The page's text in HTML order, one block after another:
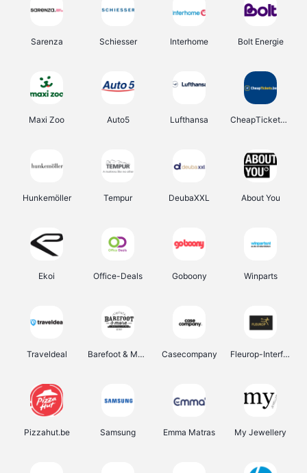
Sarenza Schiesser Interhome Bolt Energie
Maxi Zoo Auto5 Lufthansa CheapTickets.be
Hunkemöller Tempur DeubaXXL About You
Ekoi Office-Deals Goboony Winparts
Traveldeal Barefoot & More Casecompany Fleurop-Interflora
Pizzahut.be Samsung Emma Matras My Jewellery